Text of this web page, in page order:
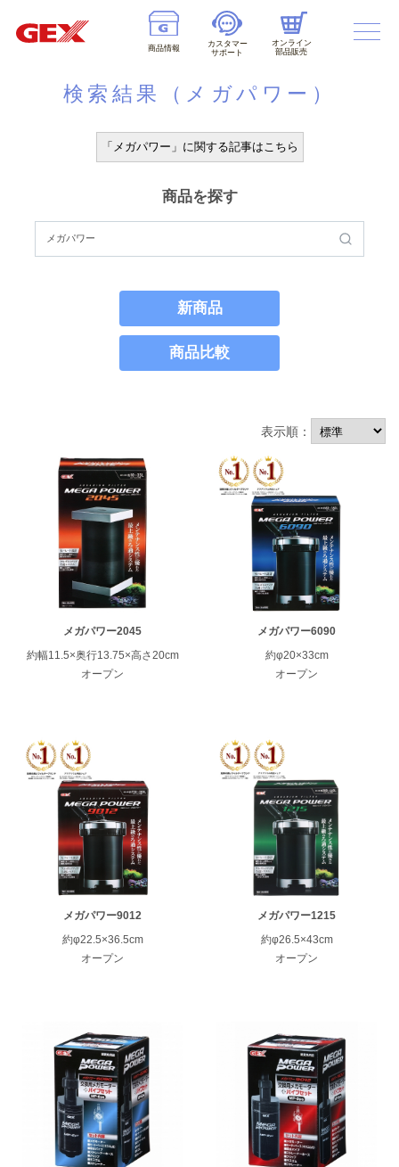
商品情報
カスタマー
サポート
オンライン
部品販売
ENGLISH
検索結果（メガパワー）
「メガパワー」に関する記事はこちら
商品を探す
新商品
商品比較
表示順：
メガパワー2045
約幅11.5×奥行13.75×高さ20cm
オープン
メガパワー6090
約φ20×33cm
オープン
メガパワー9012
約φ22.5×36.5cm
オープン
メガパワー1215
約φ26.5×43cm
オープン